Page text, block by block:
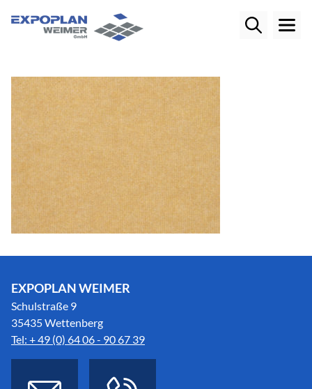
EXPOPLAN WEIMER
Schulstraße 9
35435 Wettenberg
Tel: + 49 (0) 64 06 - 90 67 39